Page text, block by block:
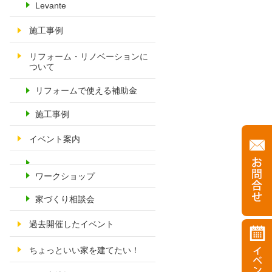
Levante
施工事例
リフォーム・リノベーションに
ついて
リフォームで使える補助金
施工事例
イベント案内
ワークショップ
家づくり相談会
過去開催したイベント
ちょっといい家を建てたい！